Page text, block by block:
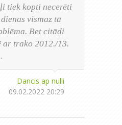
tiek kopti necerēti
vismaz tā
Bet citādi
ar trako 2012./13.
Dancis ap nulli
09.02.2022 20:29